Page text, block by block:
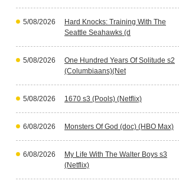
5/08/2026
Hard Knocks: Training With The
Seattle Seahawks (d
5/08/2026
One Hundred Years Of Solitude s2
(Columbiaans)(Net
5/08/2026 1670 s3 (Pools) (Netflix)
6/08/2026 Monsters Of God (doc) (HBO Max)
6/08/2026
My Life With The Walter Boys s3
(Netflix)